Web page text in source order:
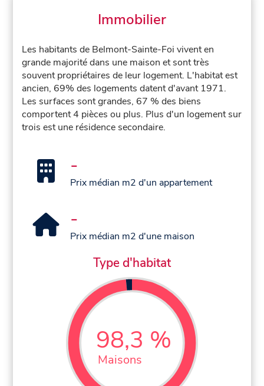
Immobilier
Les habitants de Belmont-Sainte-Foi vivent en
grande majorité dans une maison et sont très
souvent propriétaires de leur logement. L'habitat est
ancien, 69% des logements datent d'avant 1971.
Les surfaces sont grandes, 67 % des biens
comportent 4 pièces ou plus. Plus d'un logement sur
trois est une résidence secondaire.
-
Prix médian m2 d'un appartement
-
Prix médian m2 d'une maison
Type d'habitat
98,3 %
Maisons